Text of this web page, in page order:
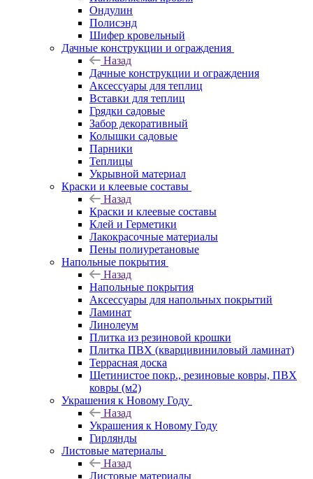
Ондулин
Полисэнд
Шифер кровельный
Дачные конструкции и ограждения
Назад
Дачные конструкции и ограждения
Аксессуары для теплиц
Вставки для теплиц
Грядки садовые
Забор декоративный
Колышки садовые
Парники
Теплицы
Укрывной материал
Краски и клеевые составы
Назад
Краски и клеевые составы
Клей и Герметики
Лакокрасочные материалы
Пены полиуретановые
Напольные покрытия
Назад
Напольные покрытия
Аксессуары для напольных покрытий
Ламинат
Линолеум
Плитка из резиновой крошки
Плитка ПВХ (кварцивиниловый ламинат)
Террасная доска
Щетинистое покр., резиновые ковры, ПВХ
ковры (м2)
Украшения к Новому Году
Назад
Украшения к Новому Году
Гирлянды
Листовые материалы
Назад
Листовые материалы